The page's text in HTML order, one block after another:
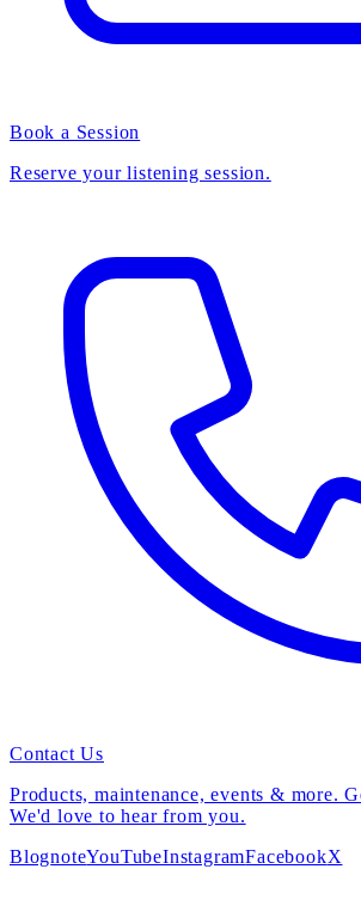
Book a Session
Reserve your listening session.
Contact Us
Products, maintenance, events & more.
We'd love to hear from you.
BlognoteYouTubeInstagramFacebookX